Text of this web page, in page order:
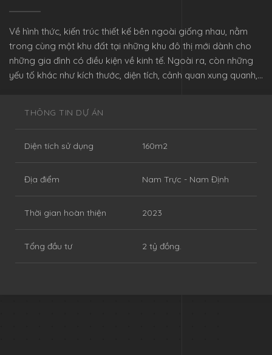
Về hình thức, kiến trúc thiết kế bên ngoài giống nhau, nằm
trong cùng một khu đất tại những khu đô thị mới dành cho
những gia đình có điều kiện về kinh tế. Ngoài ra, còn những
yếu tố khác như kích thước, diện tích, cảnh quan xung quanh,…
THÔNG TIN DỰ ÁN
Diện tích sử dụng 160m2
Địa điểm Nam Trực - Nam Định
Thời gian hoàn thiện 2023
Tổng đầu tư 2 tỷ đồng.